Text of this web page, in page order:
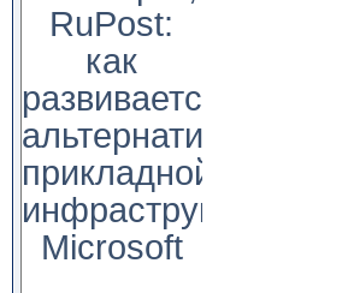
RuPost:
как
развивается
альтернатива
прикладной
инфраструктуре
Microsoft